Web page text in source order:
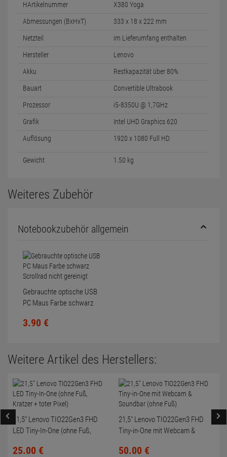
HArtikelnummer X380 Yoga
Abmessungen (BxHxT) 333 x 18 x 222 mm
Netzteil im Lieferumfang enthalten
Hersteller Lenovo
Akku Restkapazität über 80%
Bauart Convertible Ultrabook
Prozessor i5-8350U @ 1,7GHz
Grafik Intel UHD Graphics 620
Auflösung 1920 x 1080 Full HD
Gewicht 1.50 kg
Weiteres Zubehör
Notebookzubehör allgemein
Gebrauchte optische USB
PC Maus Farbe schwarz
3.90 €
Weitere Artikel des Herstellers:
21,5" Lenovo TIO22Gen3 FHD
LED Tiny-In-One (ohne Fuß,
25.00 €
21,5" Lenovo TIO22Gen3 FHD
Tiny-in-One mit Webcam &
50.00 €